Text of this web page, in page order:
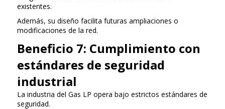
existentes.
Además, su diseño facilita futuras ampliaciones o
modificaciones de la red.
Beneficio 7: Cumplimiento con
estándares de seguridad
industrial
La industria del Gas LP opera bajo estrictos estándares de
seguridad.